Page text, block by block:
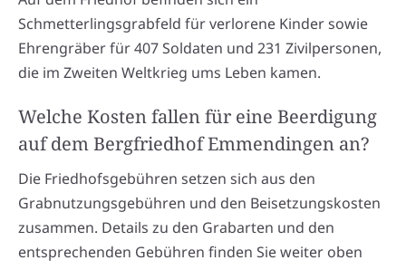
Schmetterlingsgrabfeld für verlorene Kinder sowie
Ehrengräber für 407 Soldaten und 231 Zivilpersonen,
die im Zweiten Weltkrieg ums Leben kamen.
Welche Kosten fallen für eine Beerdigung
auf dem Bergfriedhof Emmendingen an?
Die Friedhofsgebühren setzen sich aus den
Grabnutzungsgebühren und den Beisetzungskosten
zusammen. Details zu den Grabarten und den
entsprechenden Gebühren finden Sie weiter oben